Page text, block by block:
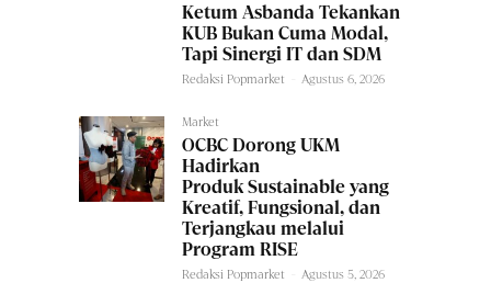
Ketum Asbanda Tekankan
KUB Bukan Cuma Modal,
Tapi Sinergi IT dan SDM
Redaksi Popmarket Agustus 6, 2026
Market
OCBC Dorong UKM
Hadirkan
Produk Sustainable yang
Kreatif, Fungsional, dan
Terjangkau melalui
Program RISE
Redaksi Popmarket Agustus 5, 2026